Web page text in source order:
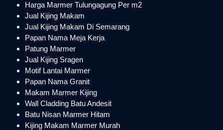
Harga Marmer Tulungagung Per m2
Jual Kijing Makam
Jual Kijing Makam Di Semarang
Papan Nama Meja Kerja
Patung Marmer
Jual Kijing Sragen
Motif Lantai Marmer
Papan Nama Granit
Makam Marmer Kijing
Wall Cladding Batu Andesit
Batu Nisan Marmer Hitam
Kijing Makam Marmer Murah